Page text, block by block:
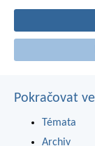
Pokračovat
Témata
Archiv